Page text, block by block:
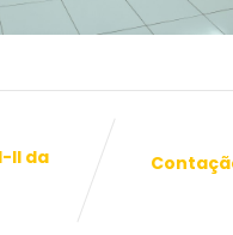
II da